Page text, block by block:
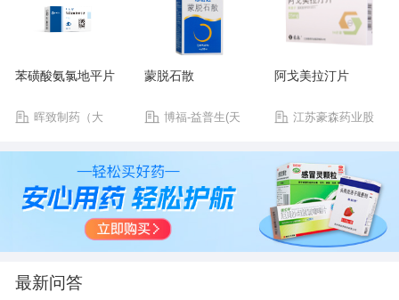
苯磺酸氨氯地平片
晖致制药（大
蒙脱石散
博福-益普生(天
阿戈美拉汀片
江苏豪森药业股
最新问答